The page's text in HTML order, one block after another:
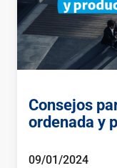
Consejos
ordenada y
09/01/2024